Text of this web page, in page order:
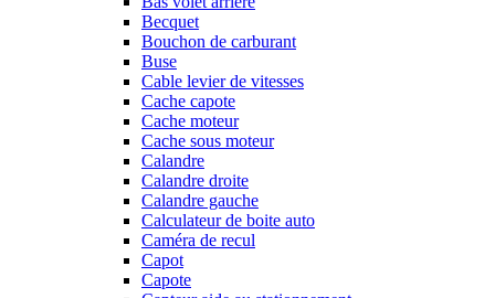
Becquet
Bouchon de carburant
Buse
Cable levier de vitesses
Cache capote
Cache moteur
Cache sous moteur
Calandre
Calandre droite
Calandre gauche
Calculateur de boite auto
Caméra de recul
Capot
Capote